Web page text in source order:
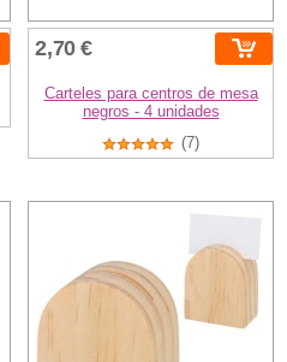
2,70 €
Carteles para centros de mesa
negros - 4 unidades
(7)